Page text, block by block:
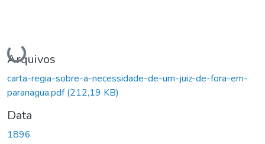
Carregando...
Arquivos
carta-regia-sobre-a-necessidade-de-um-juiz-de-fora-em-
paranagua.pdf(212,19 KB)
Data
1896